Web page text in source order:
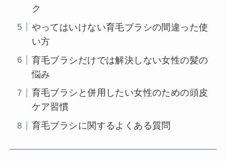
ク
やってはいけない育毛ブラシの間違った使
い方
育毛ブラシだけでは解決しない女性の髪の
悩み
育毛ブラシと併用したい女性のための頭皮
ケア習慣
育毛ブラシに関するよくある質問